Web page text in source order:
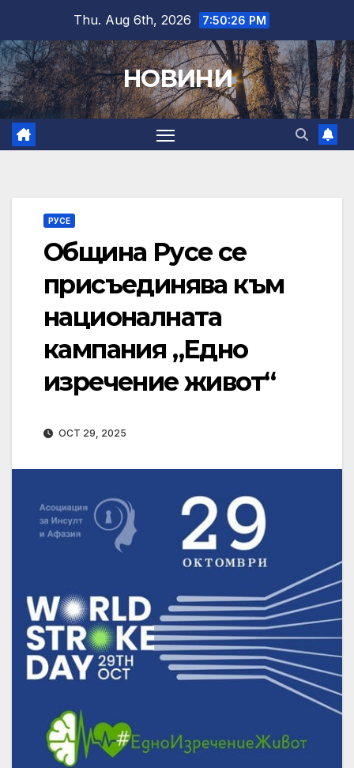
content
Thu. Aug 6th, 2026 7:50:27 PM
НОВИНИ
РУСЕ
Община Русе се
присъединява към
националната
кампания „Едно
изречение живот“
OCT 29, 2025